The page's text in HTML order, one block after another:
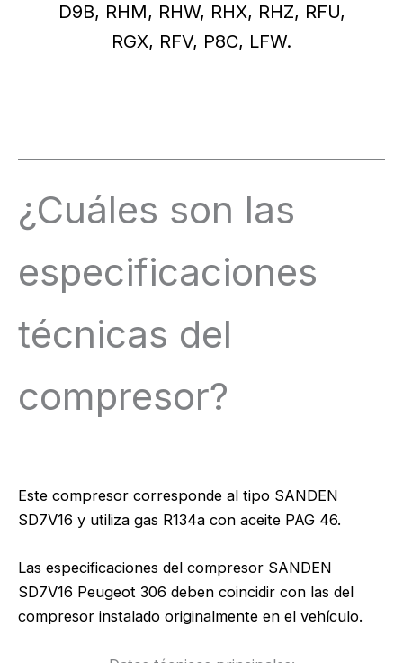
D9B, RHM, RHW, RHX, RHZ, RFU,
RGX, RFV, P8C, LFW.
¿Cuáles son las
especificaciones
técnicas del
compresor?
Este compresor corresponde al tipo SANDEN
SD7V16 y utiliza gas R134a con aceite PAG 46.
Las especificaciones del compresor SANDEN
SD7V16 Peugeot 306 deben coincidir con las del
compresor instalado originalmente en el vehículo.